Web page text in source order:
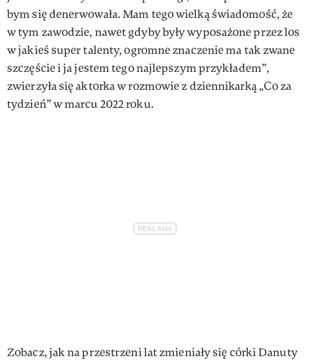
bym się denerwowała. Mam tego wielką świadomość, że
w tym zawodzie, nawet gdyby były wyposażone przez los
w jakieś super talenty, ogromne znaczenie ma tak zwane
szczęście i ja jestem tego najlepszym przykładem”,
zwierzyła się aktorka w rozmowie z dziennikarką „Co za
tydzień” w marcu 2022 roku.
Zobacz, jak na przestrzeni lat zmieniały się córki Danuty